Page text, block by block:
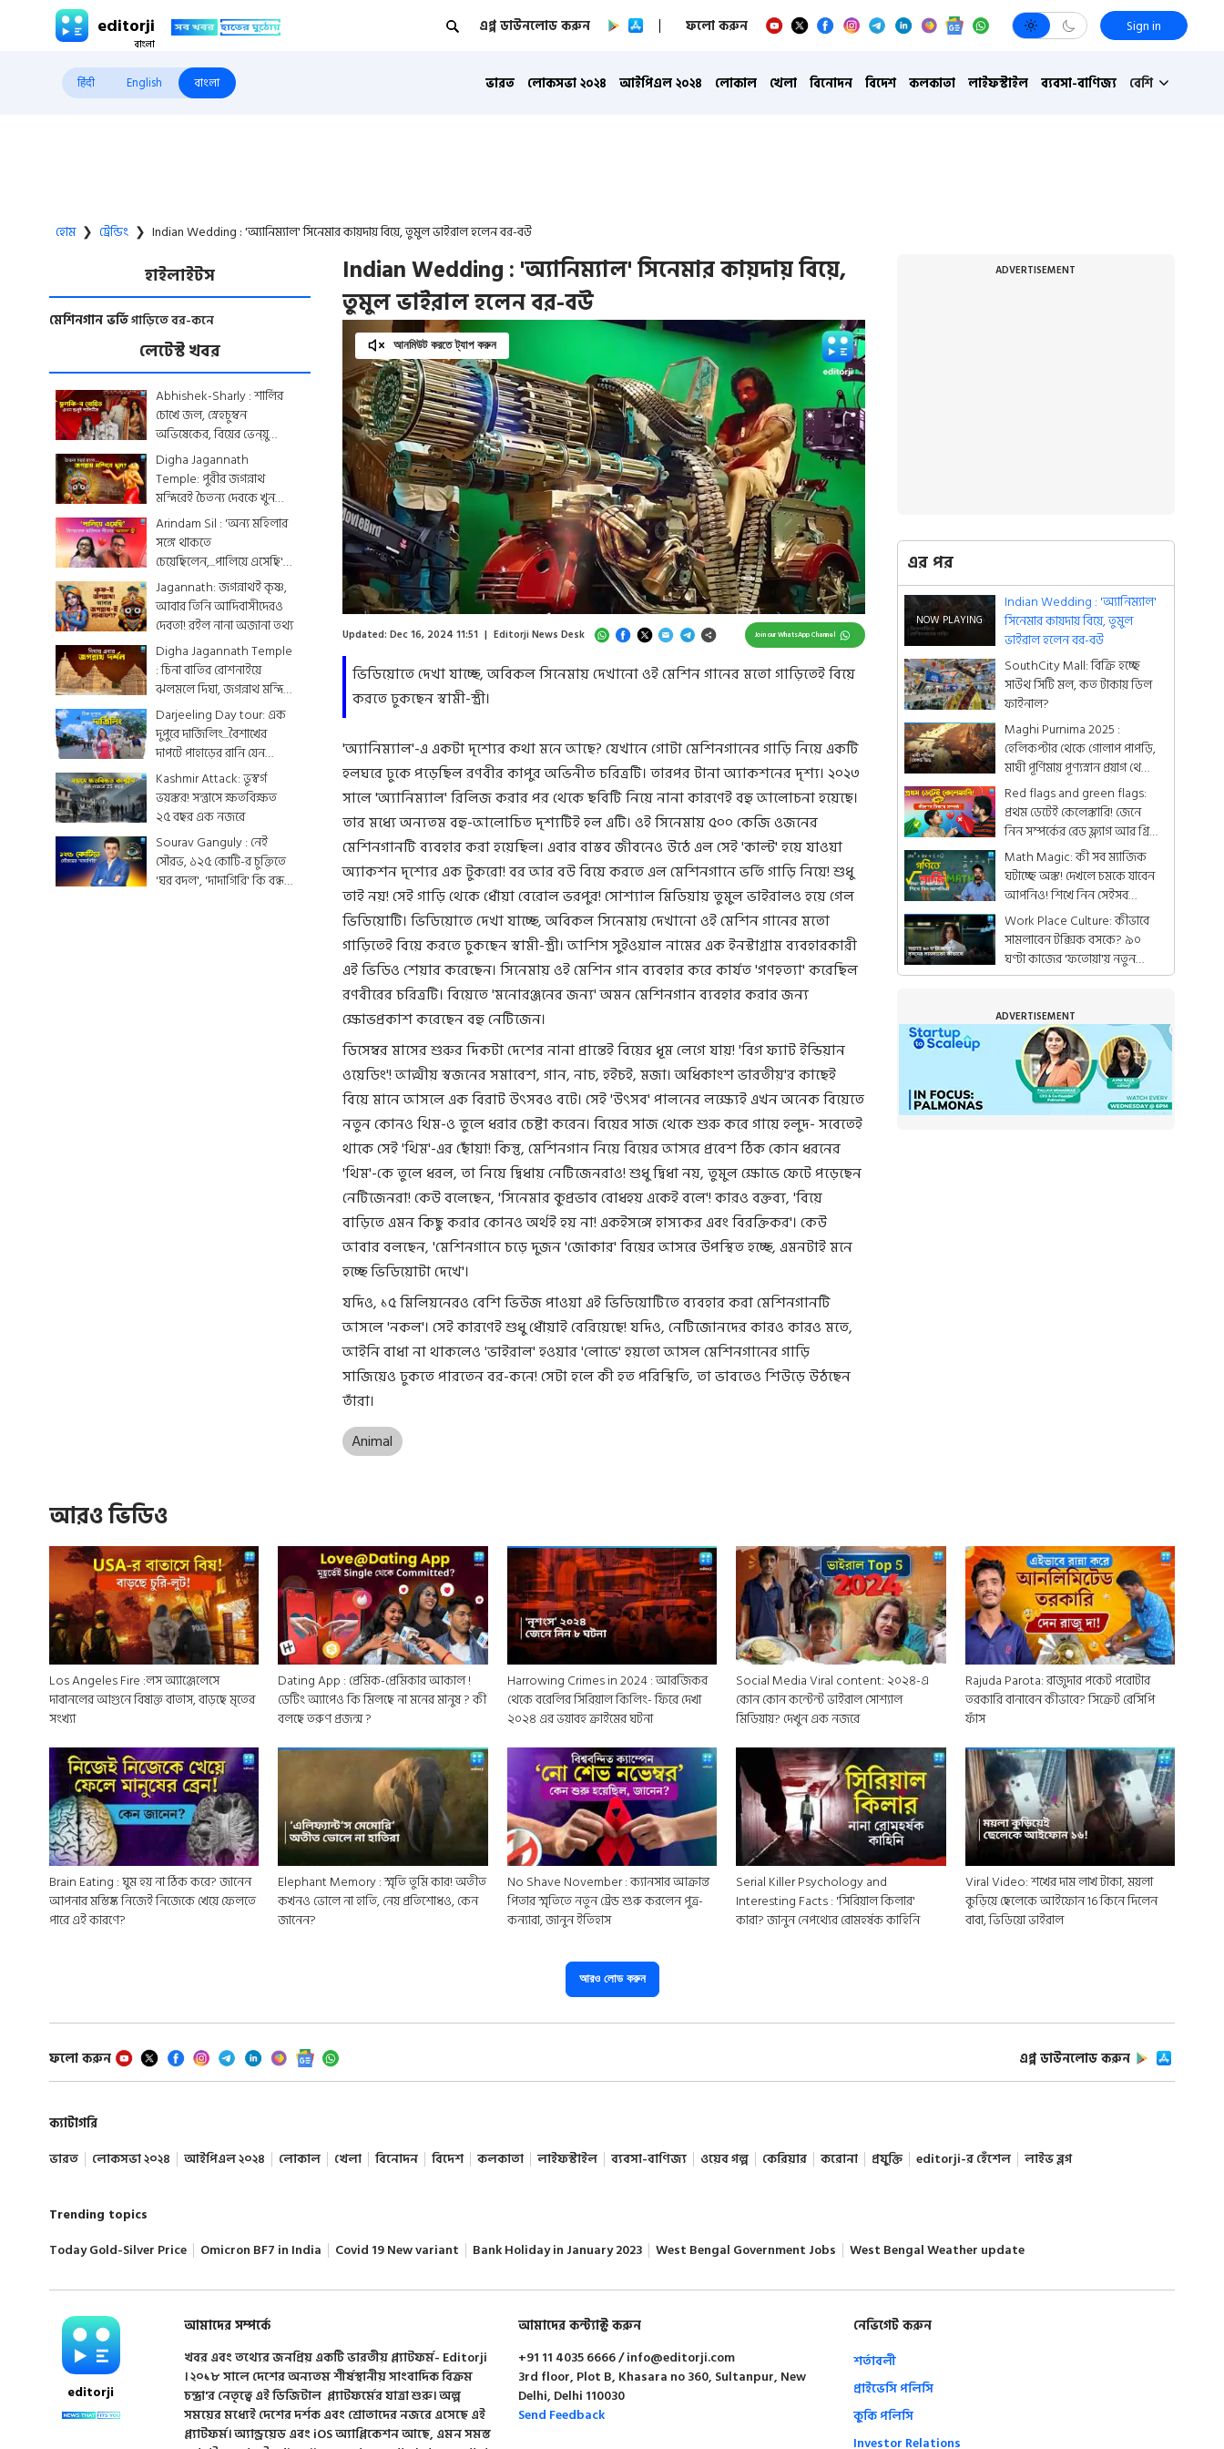
editorji এপ্প ডাউনলোড করুন ফলো করুন Sign in
हिंदी English বাংলা ভারত লোকসভা ২০২৪ আইপিএল ২০২৪ লোকাল খেলা বিনোদন বিদেশ কলকাতা লাইফস্টাইল ব্যবসা-বাণিজ্য বেশি
হোম ❯ ট্রেন্ডিং ❯ Indian Wedding : 'অ্যানিম্যাল' সিনেমার কায়দায় বিয়ে, তুমুল ভাইরাল হলেন বর-বউ
হাইলাইটস
মেশিনগান ভর্তিগাড়িতে বর-কনে
লেটেস্ট খবর
Abhishek-Sharly : শার্লির
চোখে জল, স্নেহচুম্বন
অভিষেকের, বিয়ের ভেন্য়ু
থেকে মেনু...দেখে নিন
একঝলকে
Digha Jagannath
Temple: পুরীর জগন্নাথ
মন্দিরেই চৈতন্য দেবকে খুন
করা হয়েছিল? জেনে নিন
রোমহর্ষক কাহিনী
Arindam Sil : 'অন্য মহিলার
সঙ্গে থাকতে
চেয়েছিলেন,...পালিয়ে এসেছি',
বিস্ফোরক অরিন্দমের স্ত্রী
Jagannath: জগন্নাথই কৃষ্ণ,
আবার তিনি আদিবাসীদেরও
দেবতা! রইল নানা অজানা তথ্য
Digha Jagannath Temple
: চিনা বাতির রোশনাইয়ে
ঝলমলে দিঘা, জগন্নাথ মন্দিরে
শেষ মুহূর্তের সাজসজ্জা তুঙ্গে
Darjeeling Day tour: এক
দুপুরে দার্জিলিং...বৈশাখের
দাপটে পাহাড়ের রানি যেন
একটুকরো স্বর্গ
Kashmir Attack: ভূস্বর্গ
ভয়ঙ্কর! সন্ত্রাসে ক্ষতবিক্ষত
২৫ বছর এক নজরে
Sourav Ganguly : নেই
সৌরভ, ১২৫ কোটি-র চুক্তিতে
'ঘর বদল', 'দাদাগিরি' কি বন্ধ
Indian Wedding : 'অ্যানিম্যাল' সিনেমার কায়দায় বিয়ে,
তুমুল ভাইরাল হলেন বর-বউ
ভিডিয়োতে দেখা যাচ্ছে, অবিকল সিনেমায় দেখানো ওই মেশিন গানের মতো গাড়িতেই বিয়ে
করতে ঢুকছেন স্বামী-স্ত্রী।
Updated: Dec 16, 2024 11:51 | Editorji News Desk Join our WhatsApp Channel
আনমিউট করতে ট্যাপ করুন
/
Loaded
36.28%
'অ্যানিম্যাল'-এ একটা দৃশ্যের কথা মনে আছে? যেখানে গোটা মেশিনগানের গাড়ি নিয়ে একটি
হলঘরে ঢুকে পড়েছিল রণবীর কাপুর অভিনীত চরিত্রটি। তারপর টানা অ্যাকশনের দৃশ্য। ২০২৩
সালে 'অ্যানিম্যাল' রিলিজ করার পর থেকে ছবিটি নিয়ে নানা কারণেই বহু আলোচনা হয়েছে।
তার মধ্যে অন্যতম বহু-আলোচিত দৃশ্যটিই হল এটি। ওই সিনেমায় ৫০০ কেজি ওজনের
মেশিনগানটি ব্যবহার করা হয়েছিল। এবার বাস্তব জীবনেও উঠে এল সেই 'কাল্ট' হয়ে যাওয়া
অ্যাকশন দৃশ্যের এক টুকরো! বর আর বউ বিয়ে করতে এল মেশিনগানে ভর্তি গাড়ি নিয়ে! শুধু
তাই নয়! সেই গাড়ি থেকে ধোঁয়া বেরোল ভরপুর! সোশ্যাল মিডিয়ায় তুমুল ভাইরালও হয়ে গেল
ভিডিয়োটি। ভিডিয়োতে দেখা যাচ্ছে, অবিকল সিনেমায় দেখানো ওই মেশিন গানের মতো
গাড়িতেই বিয়ে করতে ঢুকছেন স্বামী-স্ত্রী। আশিস সুইওয়াল নামের এক ইনস্টাগ্রাম ব্যবহারকারী
এই ভিডিও শেয়ার করেছেন। সিনেমায় ওই মেশিন গান ব্যবহার করে কার্যত 'গণহত্যা' করেছিল
রণবীরের চরিত্রটি। বিয়েতে 'মনোরঞ্জনের জন্য' অমন মেশিনগান ব্যবহার করার জন্য
ক্ষোভপ্রকাশ করেছেন বহু নেটিজেন।
ডিসেম্বর মাসের শুরুর দিকটা দেশের নানা প্রান্তেই বিয়ের ধূম লেগে যায়! 'বিগ ফ্যাট ইন্ডিয়ান
ওয়েডিং'! আত্মীয় স্বজনের সমাবেশ, গান, নাচ, হইচই, মজা। অধিকাংশ ভারতীয়'র কাছেই
বিয়ে মানে আসলে এক বিরাট উৎসবও বটে। সেই 'উৎসব' পালনের লক্ষ্যেই এখন অনেক বিয়েতে
নতুন কোনও থিম-ও তুলে ধরার চেষ্টা করেন। বিয়ের সাজ থেকে শুরু করে গায়ে হলুদ- সবেতেই
থাকে সেই 'থিম'-এর ছোঁয়া! কিন্তু, মেশিনগান নিয়ে বিয়ের আসরে প্রবেশ ঠিক কোন ধরনের
'থিম'-কে তুলে ধরল, তা নিয়ে দ্বিধায় নেটিজেনরাও! শুধু দ্বিধা নয়, তুমুল ক্ষোভে ফেটে পড়েছেন
নেটিজেনরা! কেউ বলেছেন, 'সিনেমার কুপ্রভাব বোধহয় একেই বলে'! কারও বক্তব্য, 'বিয়ে
বাড়িতে এমন কিছু করার কোনও অর্থই হয় না! একইসঙ্গে হাস্যকর এবং বিরক্তিকর'। কেউ
আবার বলছেন, 'মেশিনগানে চড়ে দুজন 'জোকার' বিয়ের আসরে উপস্থিত হচ্ছে, এমনটাই মনে
হচ্ছে ভিডিয়োটা দেখে'।
যদিও, ১৫ মিলিয়নেরও বেশি ভিউজ পাওয়া এই ভিডিয়োটিতে ব্যবহার করা মেশিনগানটি
আসলে 'নকল'। সেই কারণেই শুধু ধোঁয়াই বেরিয়েছে! যদিও, নেটিজোনদের কারও কারও মতে,
আইনি বাধা না থাকলেও 'ভাইরাল' হওয়ার 'লোভে' হয়তো আসল মেশিনগানের গাড়ি
সাজিয়েও ঢুকতে পারতেন বর-কনে! সেটা হলে কী হত পরিস্থিতি, তা ভাবতেও শিউড়ে উঠছেন
তাঁরা।
Animal
ADVERTISEMENT
এর পর
Indian Wedding : 'অ্যানিম্যাল'
সিনেমার কায়দায় বিয়ে, তুমুল
ভাইরাল হলেন বর-বউ
SouthCity Mall: বিক্রি হচ্ছে
সাউথ সিটি মল, কত টাকায় ডিল
ফাইনাল?
Maghi Purnima 2025 :
হেলিকপ্টার থেকে গোলাপ পাপড়ি,
মাঘী পূর্ণিমায় পূণ্যস্নান প্রয়াগ থেকে
সাগরে
Red flags and green flags:
প্রথম ডেটেই কেলেঙ্কারি! জেনে
নিন সম্পর্কের রেড ফ্ল্যাগ আর গ্রিন
ফ্ল্যাগ
Math Magic: কী সব ম্যাজিক
ঘটাচ্ছে অঙ্ক! দেখলে চমকে যাবেন
আপনিও! শিখে নিন সেইসব
ম্যাজিক!
Work Place Culture: কীভাবে
সামলাবেন টক্সিক বসকে? ৯০
ঘণ্টা কাজের 'ফতোয়া'য় নতুন
সমাধান! কী জানেন?
ADVERTISEMENT
আরও ভিডিও
Los Angeles Fire :লস অ্যাঞ্জেলেসে
দাবানলের আগুনে বিষাক্ত বাতাস, বাড়ছে মৃতের
সংখ্যা
Dating App : প্রেমিক-প্রেমিকার আকাল !
ডেটিং অ্যাপেও কি মিলছে না মনের মানুষ ? কী
বলছে তরুণ প্রজন্ম ?
Harrowing Crimes in 2024 : আরজিকর
থেকে বরেলির সিরিয়াল কিলিং- ফিরে দেখা
২০২৪ এর ভয়াবহ ক্রাইমের ঘটনা
Social Media Viral content: ২০২৪-এ
কোন কোন কন্টেন্ট ভাইরাল সোশ্যাল
মিডিয়ায়? দেখুন এক নজরে
Rajuda Parota: রাজুদার পকেট পরোটার
তরকারি বানাবেন কীভাবে? সিক্রেট রেসিপি
ফাঁস
Brain Eating : ঘুম হয় না ঠিক করে? জানেন
আপনার মস্তিষ্ক নিজেই নিজেকে খেয়ে ফেলতে
পারে এই কারণে?
Elephant Memory : স্মৃতি তুমি কার! অতীত
কখনও ভোলে না হাতি, নেয় প্রতিশোধও, কেন
জানেন?
No Shave November : ক্যানসার আক্রান্ত
পিতার স্মৃতিতে নতুন ট্রেন্ড শুরু করলেন পুত্র-
কন্যারা, জানুন ইতিহাস
Serial Killer Psychology and
Interesting Facts : 'সিরিয়াল কিলার'
কারা? জানুন নেপথ্যের রোমহর্ষক কাহিনি
Viral Video: শখের দাম লাখ টাকা, ময়লা
কুড়িয়ে ছেলেকে আইফোন 16 কিনে দিলেন
বাবা, ভিডিয়ো ভাইরাল
আরও লোড করুন
ফলো করুন এপ্প ডাউনলোড করুন
ক্যাটাগরি
ভারত
লোকসভা ২০২৪ আইপিএল ২০২৪ লোকাল খেলা বিনোদন বিদেশ কলকাতা লাইফস্টাইল ব্যবসা-বাণিজ্য ওয়েব গল্প কেরিয়ার করোনা প্রযুক্তি editorji-র হেঁশেল লাইভ ব্লগ
Trending topics
Today Gold-Silver Price
Omicron BF7 in India Covid 19 New variant Bank Holiday in January 2023 West Bengal Government Jobs West Bengal Weather update
editorji
আমাদের সম্পর্কে
খবর এবং তথ্যের জনপ্রিয় একটি ভারতীয় প্ল্যাটফর্ম- Editorji
। ২০১৮ সালে দেশের অন্যতম শীর্ষস্থানীয় সাংবাদিক বিক্রম
চন্দ্রা'র নেতৃত্বে এই ডিজিটাল প্ল্যাটফর্মের যাত্রা শুরু। অল্প
সময়ের মধ্যেই দেশের দর্শক এবং শ্রোতাদের নজরে এসেছে এই
প্ল্যাটফর্ম। অ্যান্ড্রয়েড এবং iOS অ্যাপ্লিকেশন আছে, এমন সমস্ত
আমাদের কন্ট্যাক্ট করুন
+91 11 4035 6666 / info@editorji.com
3rd floor, Plot B, Khasara no 360, Sultanpur, New
Delhi, Delhi 110030
Send Feedback
নেভিগেট করুন
শর্তাবলী
প্রাইভেসি পলিসি
কুকি পলিসি
Investor Relations